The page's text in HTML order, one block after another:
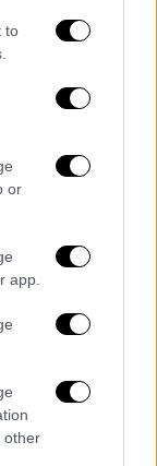
to
or
app.
other
της
περιοδικό
θέση του
φορές
λιγότερο
σωματιδίων
της
του